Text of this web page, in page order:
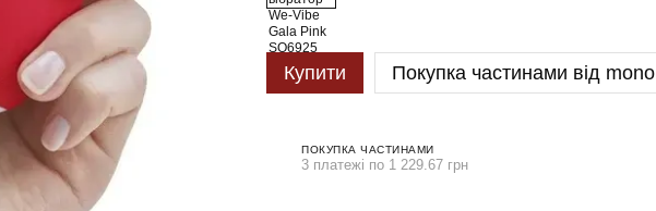
Купити Покупка частинами від mono
ПОКУПКА ЧАСТИНАМИ
3 платежі по 1 229.67 грн